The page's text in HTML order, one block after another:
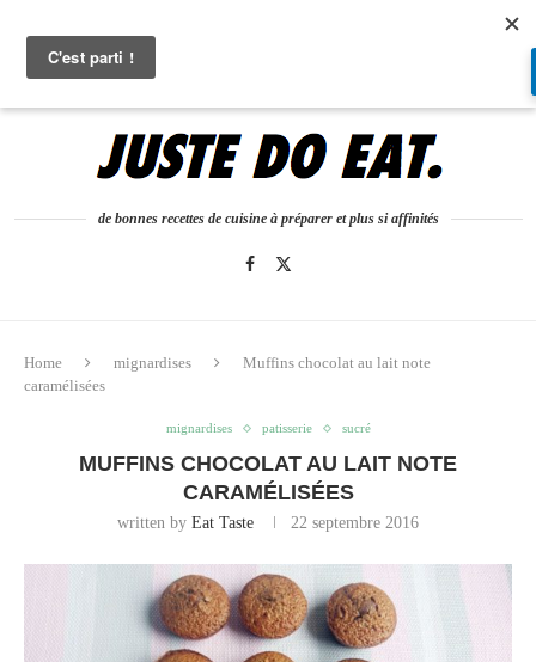
de bonnes recettes de cuisine à préparer et plus si affinités
Home mignardises
Muffins chocolat au lait note
caramélisées
mignardises patisserie sucré
MUFFINS CHOCOLAT AU LAIT NOTE
CARAMÉLISÉES
written by Eat Taste 22 septembre 2016